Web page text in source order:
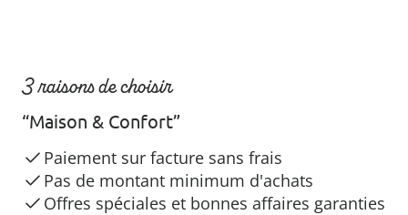
3 raisons de choisir
“Maison & Confort”
Paiement sur facture sans frais
Pas de montant minimum d'achats
Offres spéciales et bonnes affaires garanties